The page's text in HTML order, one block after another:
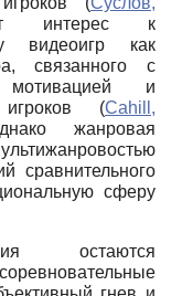
интерес к
видеоигр как
связанного с
мотивацией и
игроков (Cahill,
жанровая
сравнительного
сферу
остаются